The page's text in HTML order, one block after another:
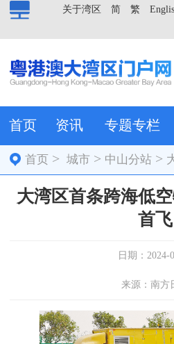
繁
简
关于湾区
首页 资讯 专题专栏
首页 >城市 > 中山分站 >
大湾区首条跨海低
首飞
日期：2024-
来源：南方